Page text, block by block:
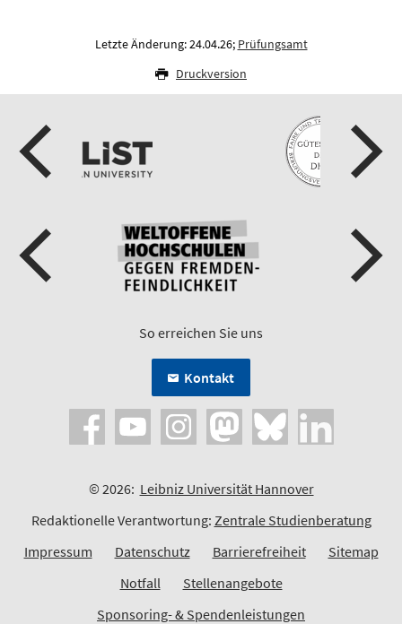
Letzte Änderung: 24.04.26; Prüfungsamt
Druckversion
So erreichen Sie uns
Kontakt
© 2026: Leibniz Universität Hannover
Redaktionelle Verantwortung: Zentrale Studienberatung
Impressum
Datenschutz Barrierefreiheit
Sitemap
Notfall
Stellenangebote
Sponsoring- & Spendenleistungen